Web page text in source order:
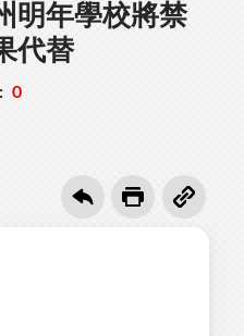
明年學校將禁
代替
0